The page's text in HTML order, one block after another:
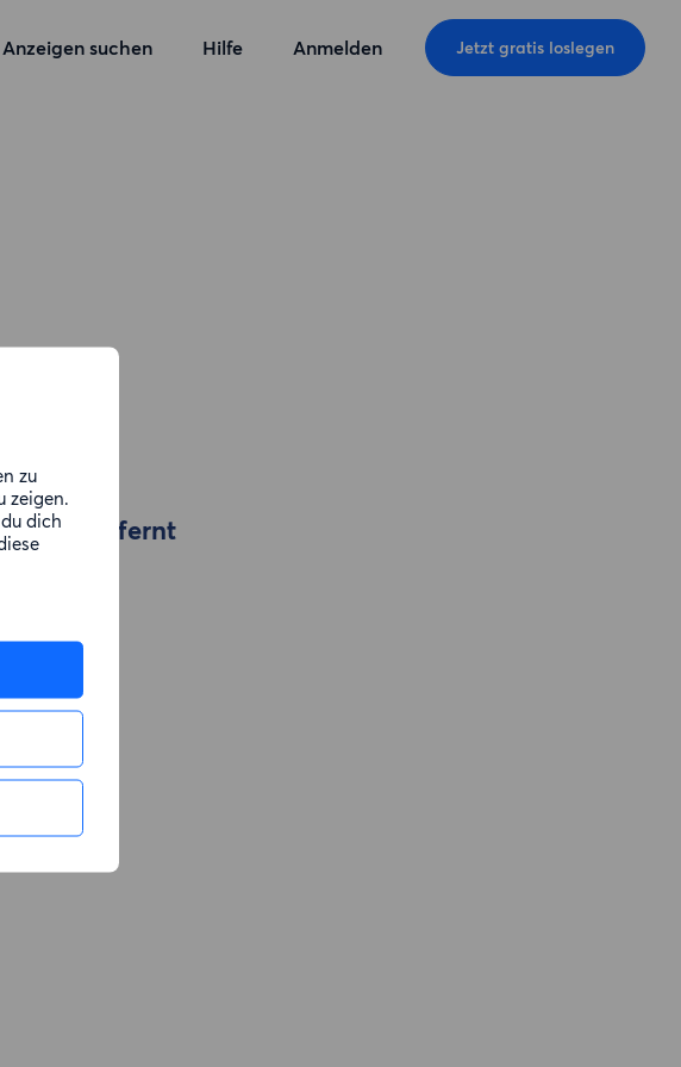
zu
zeigen.
dich
Anzeigen suchen Hilfe Anmelden Jetzt gratis loslegen
entfernt